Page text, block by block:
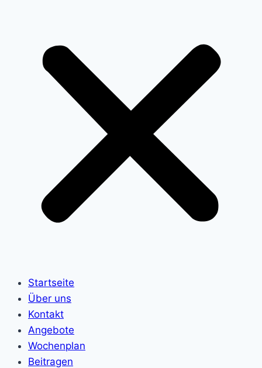
Startseite
Über uns
Kontakt
Angebote
Wochenplan
Beitragen